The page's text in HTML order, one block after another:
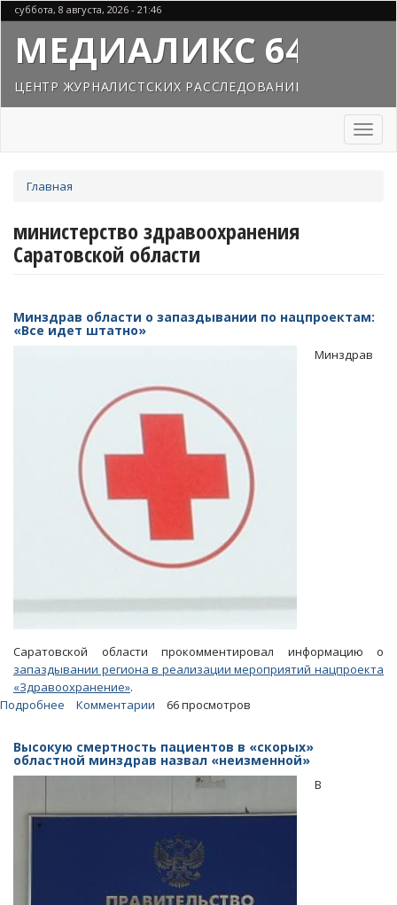
Перейти
к
основному
содержанию
суббота, 8 августа, 2026 - 21:46
МЕДИАЛИКС 64
ЦЕНТР ЖУРНАЛИСТСКИХ РАССЛЕДОВАНИЙ
Toggle
здесь
Главная
министерство здравоохранения
Саратовской области
Минздрав области о запаздывании по нацпроектам:
«Все идет штатно»
Минздрав
Саратовской области прокомментировал информацию о
запаздывании региона в реализации мероприятий нацпроекта
«Здравоохранение».
Подробнее
о
запаздывании
нацпроектам:
Комментарии 66 просмотров
Высокую смертность пациентов в «скорых»
областной минздрав назвал «неизменной»
В